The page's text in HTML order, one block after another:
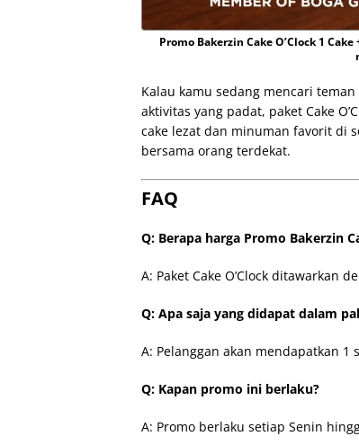
Promo Bakerzin Cake O’Clock 1
Kalau kamu sedang mencari
aktivitas yang padat, paket Cake
cake lezat dan minuman favorit di
bersama orang terdekat.
FAQ
Q: Berapa harga Promo Bakerzin
A: Paket Cake O’Clock ditawarkan
Q: Apa saja yang didapat dalam
A: Pelanggan akan mendapatkan 1
Q: Kapan promo ini berlaku?
A: Promo berlaku setiap Senin